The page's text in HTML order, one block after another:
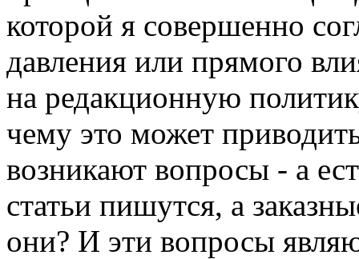
которой я совершенно
давления или прямого
на редакционную
чему это может
возникают вопросы - а
статьи пишутся, а
они? И эти вопросы